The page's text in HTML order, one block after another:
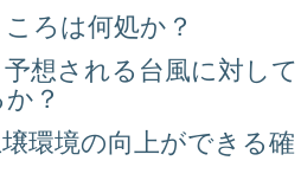
ろは何処か？
想される台風に対して
？
環境の向上ができる確